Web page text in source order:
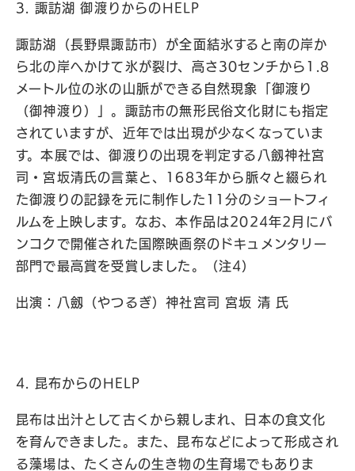
3. 諏訪湖 御渡りからのHELP
諏訪湖（長野県諏訪市）が全面結氷すると南の岸か
ら北の岸へかけて氷が裂け、高さ30センチから1.8
メートル位の氷の山脈ができる自然現象「御渡り
（御神渡り）」。諏訪市の無形民俗文化財にも指定
されていますが、近年では出現が少なくなっていま
す。本展では、御渡りの出現を判定する八劔神社宮
司・宮坂清氏の言葉と、1683年から脈々と綴られ
た御渡りの記録を元に制作した11分のショートフィ
ルムを上映します。なお、本作品は2024年2月にバ
ンコクで開催された国際映画祭のドキュメンタリー
部門で最高賞を受賞しました。（注4）
出演：八劔（やつるぎ）神社宮司 宮坂 清 氏
4. 昆布からのHELP
昆布は出汁として古くから親しまれ、日本の食文化
を育んできました。また、昆布などによって形成され
る藻場は、たくさんの生き物の生育場でもありま